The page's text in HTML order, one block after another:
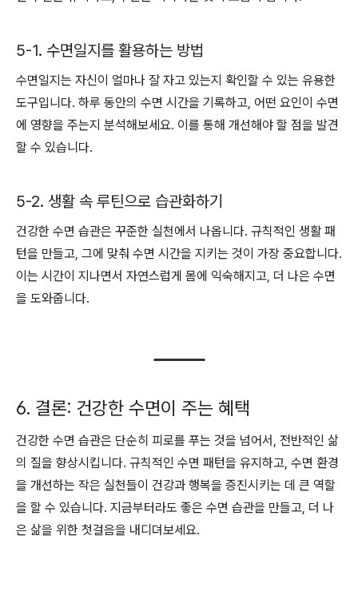
5-1. 수면일지를 활용하는 방법
수면일지는 자신이 얼마나 잘 자고 있는지 확인할 수 있는 유용한
도구입니다. 하루 동안의 수면 시간을 기록하고, 어떤 요인이 수면
에 영향을 주는지 분석해보세요. 이를 통해 개선해야 할 점을 발견
할 수 있습니다.
5-2. 생활 속 루틴으로 습관화하기
건강한 수면 습관은 꾸준한 실천에서 나옵니다. 규칙적인 생활 패
턴을 만들고, 그에 맞춰 수면 시간을 지키는 것이 가장 중요합니다.
이는 시간이 지나면서 자연스럽게 몸에 익숙해지고, 더 나은 수면
을 도와줍니다.
6. 결론: 건강한 수면이 주는 혜택
건강한 수면 습관은 단순히 피로를 푸는 것을 넘어서, 전반적인 삶
의 질을 향상시킵니다. 규칙적인 수면 패턴을 유지하고, 수면 환경
을 개선하는 작은 실천들이 건강과 행복을 증진시키는 데 큰 역할
을 할 수 있습니다. 지금부터라도 좋은 수면 습관을 만들고, 더 나
은 삶을 위한 첫걸음을 내디뎌보세요.